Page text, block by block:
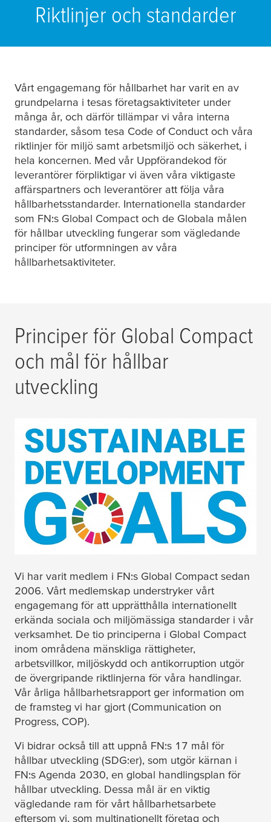
Riktlinjer och standarder
Vårt engagemang för hållbarhet har varit en av
grundpelarna i tesas företagsaktiviteter under
många år, och därför tillämpar vi våra interna
standarder, såsom tesa Code of Conduct och våra
riktlinjer för miljö samt arbetsmiljö och säkerhet, i
hela koncernen. Med vår Uppförandekod för
leverantörer förpliktigar vi även våra viktigaste
affärspartners och leverantörer att följa våra
hållbarhetsstandarder. Internationella standarder
som FN:s Global Compact och de Globala målen
för hållbar utveckling fungerar som vägledande
principer för utformningen av våra
hållbarhetsaktiviteter.
Principer för Global Compact
och mål för hållbar
utveckling
Vi har varit medlem i FN:s Global Compact sedan
2006. Vårt medlemskap understryker vårt
engagemang för att upprätthålla internationellt
erkända sociala och miljömässiga standarder i vår
verksamhet. De tio principerna i Global Compact
inom områdena mänskliga rättigheter,
arbetsvillkor, miljöskydd och antikorruption utgör
de övergripande riktlinjerna för våra handlingar.
Vår årliga hållbarhetsrapport ger information om
de framsteg vi har gjort (Communication on
Progress, COP).
Vi bidrar också till att uppnå FN:s 17 mål för
hållbar utveckling (SDG:er), som utgör kärnan i
FN:s Agenda 2030, en global handlingsplan för
hållbar utveckling. Dessa mål är en viktig
vägledande ram för vårt hållbarhetsarbete
eftersom vi, som multinationellt företag och